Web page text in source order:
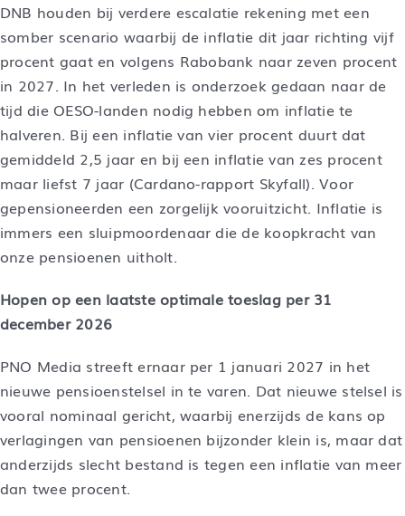
DNB houden bij verdere escalatie rekening met een
somber scenario waarbij de inflatie dit jaar richting vijf
procent gaat en volgens Rabobank naar zeven procent
in 2027. In het verleden is onderzoek gedaan naar de
tijd die OESO-landen nodig hebben om inflatie te
halveren. Bij een inflatie van vier procent duurt dat
gemiddeld 2,5 jaar en bij een inflatie van zes procent
maar liefst 7 jaar (Cardano-rapport Skyfall). Voor
gepensioneerden een zorgelijk vooruitzicht. Inflatie is
immers een sluipmoordenaar die de koopkracht van
onze pensioenen uitholt.
Hopen op een laatste optimale toeslag per 31
december 2026
PNO Media streeft ernaar per 1 januari 2027 in het
nieuwe pensioenstelsel in te varen. Dat nieuwe stelsel is
vooral nominaal gericht, waarbij enerzijds de kans op
verlagingen van pensioenen bijzonder klein is, maar dat
anderzijds slecht bestand is tegen een inflatie van meer
dan twee procent.